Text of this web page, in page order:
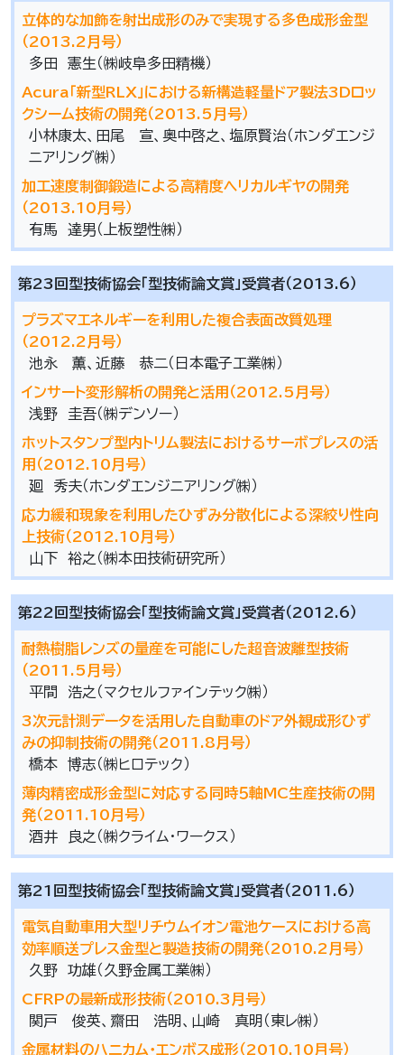
立体的な加飾を射出成形のみで実現する多色成形金型
（2013.2月号）
多田 憲生（㈱岐阜多田精機）
Acura「新型RLX」における新構造軽量ドア製法3Dロッ
クシーム技術の開発（2013.5月号）
小林康太、田尾 宣、奥中啓之、塩原賢治（ホンダエンジ
ニアリング㈱）
加工速度制御鍛造による高精度ヘリカルギヤの開発
（2013.10月号）
有馬 達男（上板塑性㈱）
第23回型技術協会「型技術論文賞」受賞者（2013.6）
プラズマエネルギーを利用した複合表面改質処理
（2012.2月号）
池永 薫、近藤 恭二（日本電子工業㈱）
インサート変形解析の開発と活用（2012.5月号）
浅野 圭吾（㈱デンソー）
ホットスタンプ型内トリム製法におけるサーボプレスの活
用（2012.10月号）
廻 秀夫（ホンダエンジニアリング㈱）
応力緩和現象を利用したひずみ分散化による深絞り性向
上技術（2012.10月号）
山下 裕之（㈱本田技術研究所）
第22回型技術協会「型技術論文賞」受賞者（2012.6）
耐熱樹脂レンズの量産を可能にした超音波離型技術
（2011.5月号）
平間 浩之（マクセルファインテック㈱）
3次元計測データを活用した自動車のドア外観成形ひず
みの抑制技術の開発（2011.8月号）
橋本 博志（㈱ヒロテック）
薄肉精密成形金型に対応する同時５軸MC生産技術の開
発（2011.10月号）
酒井 良之（㈱クライム・ワークス）
第21回型技術協会「型技術論文賞」受賞者（2011.6）
電気自動車用大型リチウムイオン電池ケースにおける高
効率順送プレス金型と製造技術の開発（2010.2月号）
久野 功雄（久野金属工業㈱）
CFRPの最新成形技術（2010.3月号）
関戸 俊英、齋田 浩明、山崎 真明（東レ㈱）
金属材料のハニカム・エンボス成形（2010.10月号）